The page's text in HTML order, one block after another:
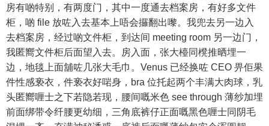
房有啲特别，有两度门，其中一度通去档案房，有好多文件
柜，啲 file 放咗入去基本上唔会攞翻出嚟。我兜去另一边入
去档案房，经过啲文件柜，到达间 meeting room 另一边门，
我匿嚮文件柜后面望入去。房入面，张大檯同櫈推晒埋一
边，地毯上面舖咗几张大毛巾。Venus 已经换咗 CEO 畀佢果
件性感亵衣，件亵衣好啱身，bra 位托起两个丰满大肉球，乳
头匿嚮喱士之下若隐若现，腰间嘅米色 see through 薄纱加埋
前面绑带令纤腰更幼细，三角底裤仔正面嘅黑色喱士同阴毛